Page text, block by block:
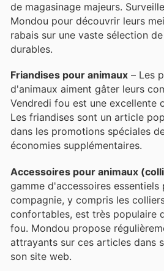
de magasinage majeurs.
Mondou pour découvrir leurs
rabais sur une vaste sélection
durables.
Friandises pour animaux – Les
d'animaux aiment gâter leurs
Vendredi fou est une excellente
Les friandises sont un article
dans les promotions spéciales
économies supplémentaires.
Accessoires pour animaux
gamme d'accessoires essentiels
compagnie, y compris les
confortables, est très populaire
fou. Mondou propose
attrayants sur ces articles dans
son site web.